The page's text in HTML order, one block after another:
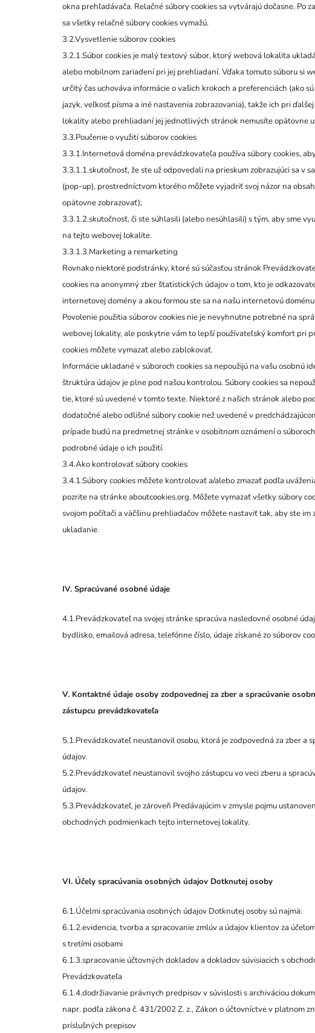
okna prehľadávača. Relačné súbory cookies sa vytvárajú dočasne. Po
sa všetky relačné súbory cookies vymažú.
3.2.Vysvetlenie súborov cookies
3.2.1.Súbor cookies je malý textový súbor, ktorý webová lokalita
alebo mobilnom zariadení pri jej prehliadaní. Vďaka tomuto súboru si
určitý čas uchováva informácie o vašich krokoch a preferenciách (ako
jazyk, veľkosť písma a iné nastavenia zobrazovania), takže ich pri
lokality alebo prehliadaní jej jednotlivých stránok nemusíte opätovne
3.3.Poučenie o využití súborov cookies
3.3.1.Internetová doména prevádzkovateľa používa súbory cookies,
3.3.1.1.skutočnosť, že ste už odpovedali na prieskum zobrazujúci sa v
(pop-up), prostredníctvom ktorého môžete vyjadriť svoj názor na
opätovne zobrazovať);
3.3.1.2.skutočnosť, či ste súhlasili (alebo nesúhlasili) s tým, aby sme
na tejto webovej lokalite.
3.3.1.3.Marketing a remarketing
Rovnako niektoré podstránky, ktoré sú súčasťou stránok
cookies na anonymný zber štatistických údajov o tom, kto je
internetovej domény a akou formou ste sa na našu internetovú
Povolenie použitia súborov cookies nie je nevyhnutne potrebné na
webovej lokality, ale poskytne vám to lepší používateľský komfort pri
cookies môžete vymazať alebo zablokovať.
Informácie ukladané v súboroch cookies sa nepoužijú na vašu osobnú
štruktúra údajov je plne pod našou kontrolou. Súbory cookies sa
tie, ktoré sú uvedené v tomto texte. Niektoré z našich stránok alebo
dodatočné alebo odlišné súbory cookie než uvedené v
prípade budú na predmetnej stránke v osobitnom oznámení o
podrobné údaje o ich použití.
3.4.Ako kontrolovať súbory cookies
3.4.1.Súbory cookies môžete kontrolovať a/alebo zmazať podľa
pozrite na stránke aboutcookies.org. Môžete vymazať všetky súbory
svojom počítači a väčšinu prehliadačov môžete nastaviť tak, aby ste im
ukladanie.
IV. Spracúvané osobné údaje
4.1.Prevádzkovateľ na svojej stránke spracúva nasledovné osobné
bydlisko, emailová adresa, telefónne číslo, údaje získané zo súborov
V. Kontaktné údaje osoby zodpovednej za zber a spracúvanie
zástupcu prevádzkovateľa
5.1.Prevádzkovateľ neustanovil osobu, ktorá je zodpovedná za zber a
údajov.
5.2.Prevádzkovateľ neustanovil svojho zástupcu vo veci zberu a
údajov.
5.3.Prevádzkovateľ, je zároveň Predávajúcim v zmysle pojmu
obchodných podmienkach tejto internetovej lokality.
VI. Účely spracúvania osobných údajov Dotknutej osoby
6.1.Účelmi spracúvania osobných údajov Dotknutej osoby sú najmä:
6.1.2.evidencia, tvorba a spracovanie zmlúv a údajov klientov za
s tretími osobami
6.1.3.spracovanie účtovných dokladov a dokladov súvisiacich s
Prevádzkovateľa
6.1.4.dodržiavanie právnych predpisov v súvislosti s archiváciou
napr. podľa zákona č. 431/2002 Z. z., Zákon o účtovníctve v platnom
príslušných prepisov